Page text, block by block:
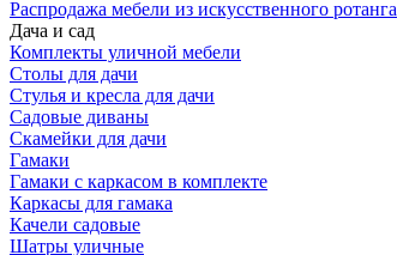
Распродажа мебели из искусственного ротанга
Дача и сад
Комплекты уличной мебели
Столы для дачи
Стулья и кресла для дачи
Садовые диваны
Скамейки для дачи
Гамаки
Гамаки с каркасом в комплекте
Каркасы для гамака
Качели садовые
Шатры уличные